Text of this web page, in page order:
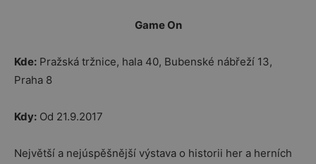
Game On
Kde: Pražská tržnice, hala 40, Bubenské nábřeží 13,
Praha 8
Kdy: Od 21.9.2017
Největší a nejúspěšnější výstava o historii her a herních